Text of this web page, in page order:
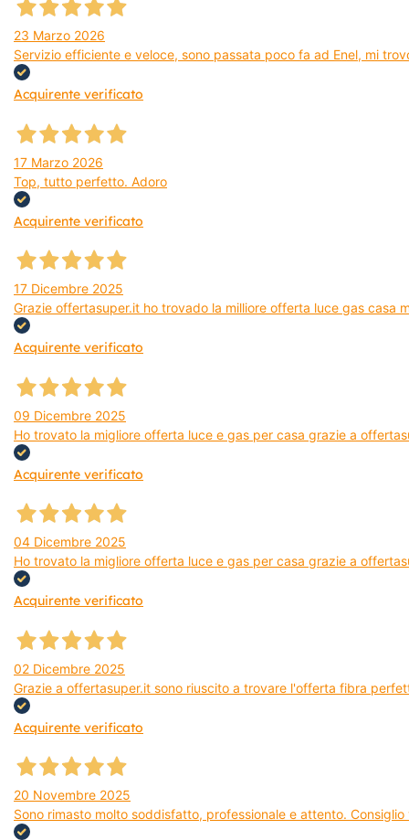
23 Marzo 2026
Servizio efficiente e veloce, sono passata poco fa ad Enel, mi
Acquirente verificato
17 Marzo 2026
Top, tutto perfetto. Adoro
Acquirente verificato
17 Dicembre 2025
Grazie offertasuper.it ho trovado la milliore offerta luce gas casa
Acquirente verificato
09 Dicembre 2025
Ho trovato la migliore offerta luce e gas per casa grazie a
Acquirente verificato
04 Dicembre 2025
Ho trovato la migliore offerta luce e gas per casa grazie a
Acquirente verificato
02 Dicembre 2025
Grazie a offertasuper.it sono riuscito a trovare l'offerta fibra
Acquirente verificato
20 Novembre 2025
Sono rimasto molto soddisfatto, professionale e attento.